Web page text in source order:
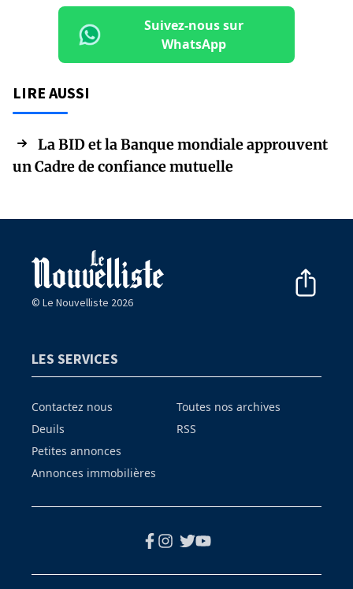
Suivez-nous sur
WhatsApp
LIRE AUSSI
La BID et la Banque mondiale approuvent
un Cadre de confiance mutuelle
© Le Nouvelliste 2026
LES SERVICES
Contactez nous
Deuils
Petites annonces
Annonces immobilières
Toutes nos archives
RSS